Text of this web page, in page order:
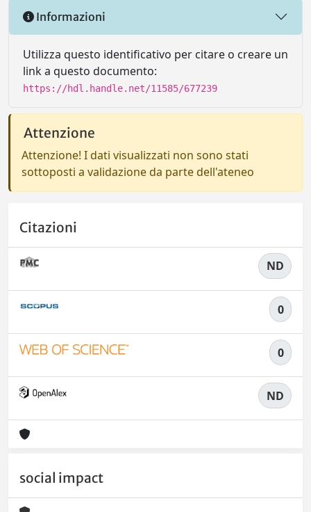
Informazioni
Utilizza questo identificativo per citare o creare un
link a questo documento:
https://hdl.handle.net/11585/677239
Attenzione
Attenzione! I dati visualizzati non sono stati
sottoposti a validazione da parte dell'ateneo
Citazioni
ND
0
0
ND
social impact